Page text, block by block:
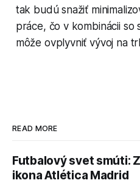
tak budú snažiť
práce, čo v kombinácii so
môže ovplyvniť vývoj na
READ MORE
Futbalový svet smúti:
ikona Atlética Madrid